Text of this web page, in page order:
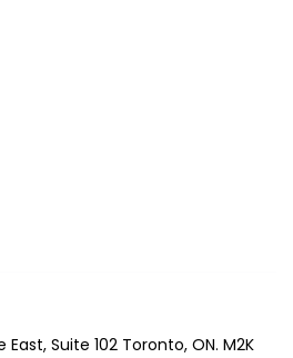
East, Suite 102 Toronto, ON. M2K